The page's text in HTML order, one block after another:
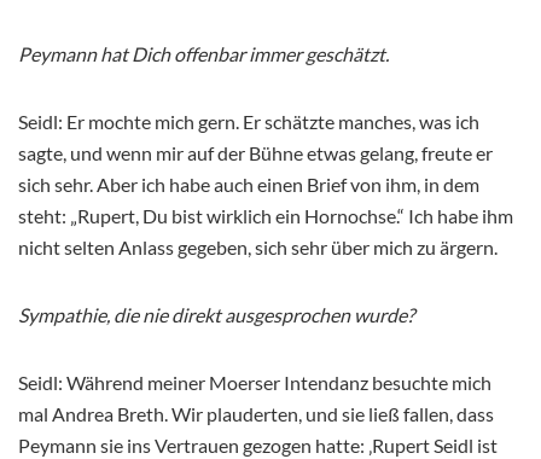
Peymann hat Dich offenbar immer geschätzt.
Seidl: Er mochte mich gern. Er schätzte manches, was ich
sagte, und wenn mir auf der Bühne etwas gelang, freute er
sich sehr. Aber ich habe auch einen Brief von ihm, in dem
steht: „Rupert, Du bist wirklich ein Hornochse.“ Ich habe ihm
nicht selten Anlass gegeben, sich sehr über mich zu ärgern.
Sympathie, die nie direkt ausgesprochen wurde?
Seidl: Während meiner Moerser Intendanz besuchte mich
mal Andrea Breth. Wir plauderten, und sie ließ fallen, dass
Peymann sie ins Vertrauen gezogen hatte: ‚Rupert Seidl ist